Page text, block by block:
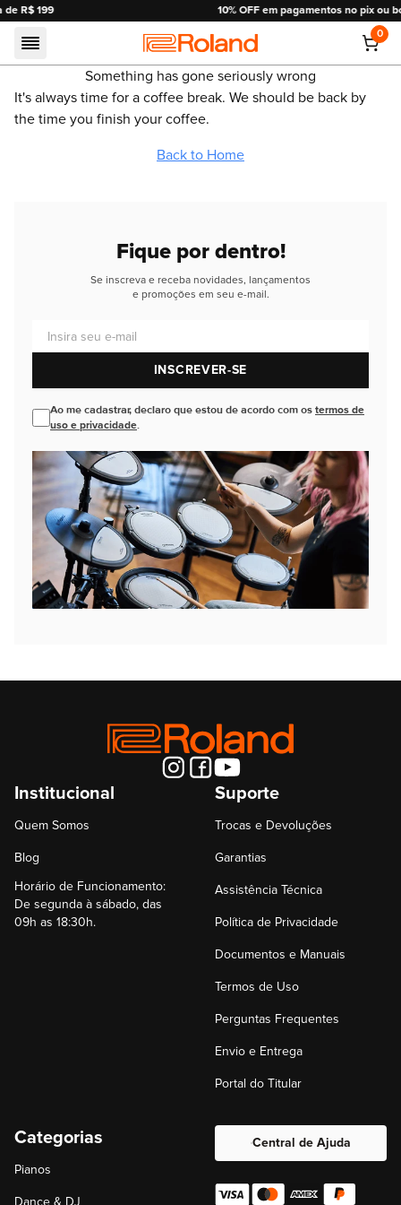
10% OFF em pagamentos no pix ou boleto.
Roland
0
Something has gone seriously wrong
It's always time for a coffee break. We should be back by
the time you finish your coffee.
Back to Home
Fique por dentro!
Se inscreva e receba novidades, lançamentos
e promoções em seu e-mail.
INSCREVER-SE
Ao me cadastrar, declaro que estou de acordo com os termos de
uso e privacidade.
Institucional
Quem Somos
Blog
Horário de Funcionamento:
De segunda à sábado, das
09h as 18:30h.
Suporte
Trocas e Devoluções
Garantias
Assistência Técnica
Política de Privacidade
Documentos e Manuais
Termos de Uso
Perguntas Frequentes
Envio e Entrega
Portal do Titular
Categorias
Pianos
Central de Ajuda